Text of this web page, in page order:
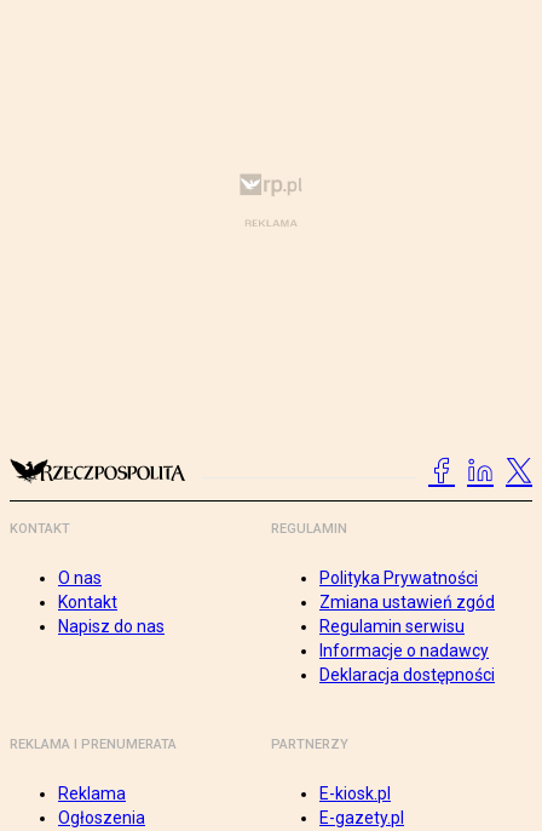
KONTAKT
O nas
Kontakt
Napisz do nas
REGULAMIN
Polityka Prywatności
Zmiana ustawień zgód
Regulamin serwisu
Informacje o nadawcy
Deklaracja dostępności
REKLAMA I PRENUMERATA
Reklama
Ogłoszenia
PARTNERZY
E-kiosk.pl
E-gazety.pl